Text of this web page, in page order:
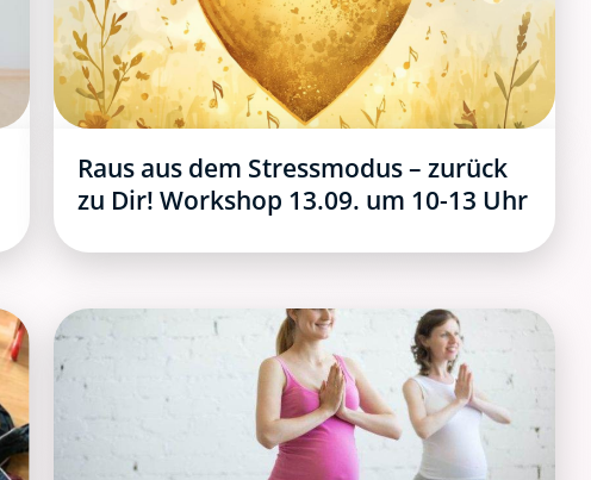
Raus aus dem Stressmodus – zurück
zu Dir! Workshop 13.09. um 10-13 Uhr